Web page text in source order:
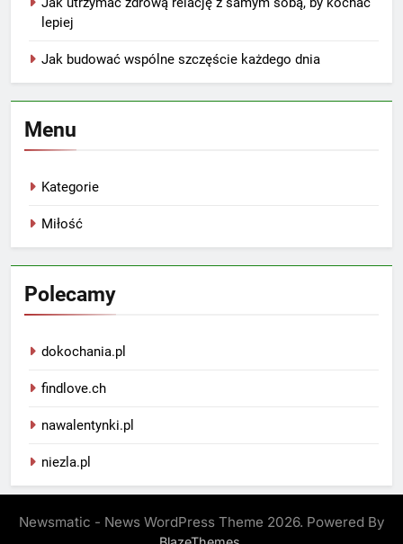
lepiej
Jak budować wspólne szczęście każdego dnia
Menu
Kategorie
Miłość
Polecamy
dokochania.pl
findlove.ch
nawalentynki.pl
niezla.pl
Newsmatic - News WordPress Theme 2026. Powered By